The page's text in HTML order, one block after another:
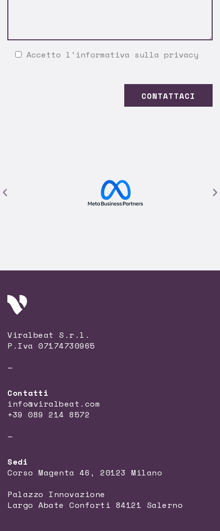
Accetto l' informativa sulla privacy
Viralbeat S.r.l.
P.Iva 07174730965
—
Contatti
info@viralbeat.com
+39 089 214 8572
—
Sedi
Corso Magenta 46, 20123 Milano
Palazzo Innovazione
Largo Abate Conforti 84121 Salerno